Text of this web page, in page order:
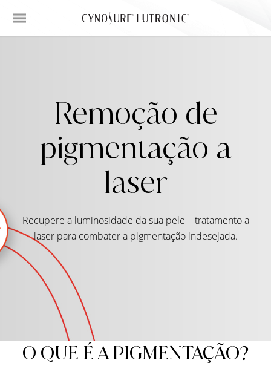
Remoção de
pigmentação a
laser
Recupere a luminosidade da sua pele – tratamento a
laser para combater a pigmentação indesejada.
O QUE É A PIGMENTAÇÃO?